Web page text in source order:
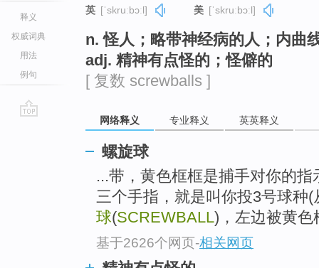
释义
权威词典
用法
例句
英 [ˈskruːbɔːl] 美 [ˈskruːbɔːl]
n. 怪人；略带神经病的人；内曲
adj. 精神有点怪的；怪僻的
[ 复数 screwballs ]
网络释义 专业释义 英英释义
螺旋球
...带，黄色框框是捕手对你的
三个手指，就是叫你投3号球种
球(SCREWBALL)，左边被黄色
基于2626个网页-相关网页